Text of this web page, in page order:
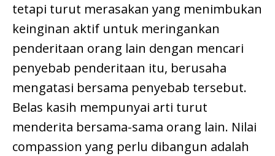
tetapi turut merasakan yang menimbukan
keinginan aktif untuk meringankan
penderitaan orang lain dengan mencari
penyebab penderitaan itu, berusaha
mengatasi bersama penyebab tersebut.
Belas kasih mempunyai arti turut
menderita bersama-sama orang lain. Nilai
compassion yang perlu dibangun adalah